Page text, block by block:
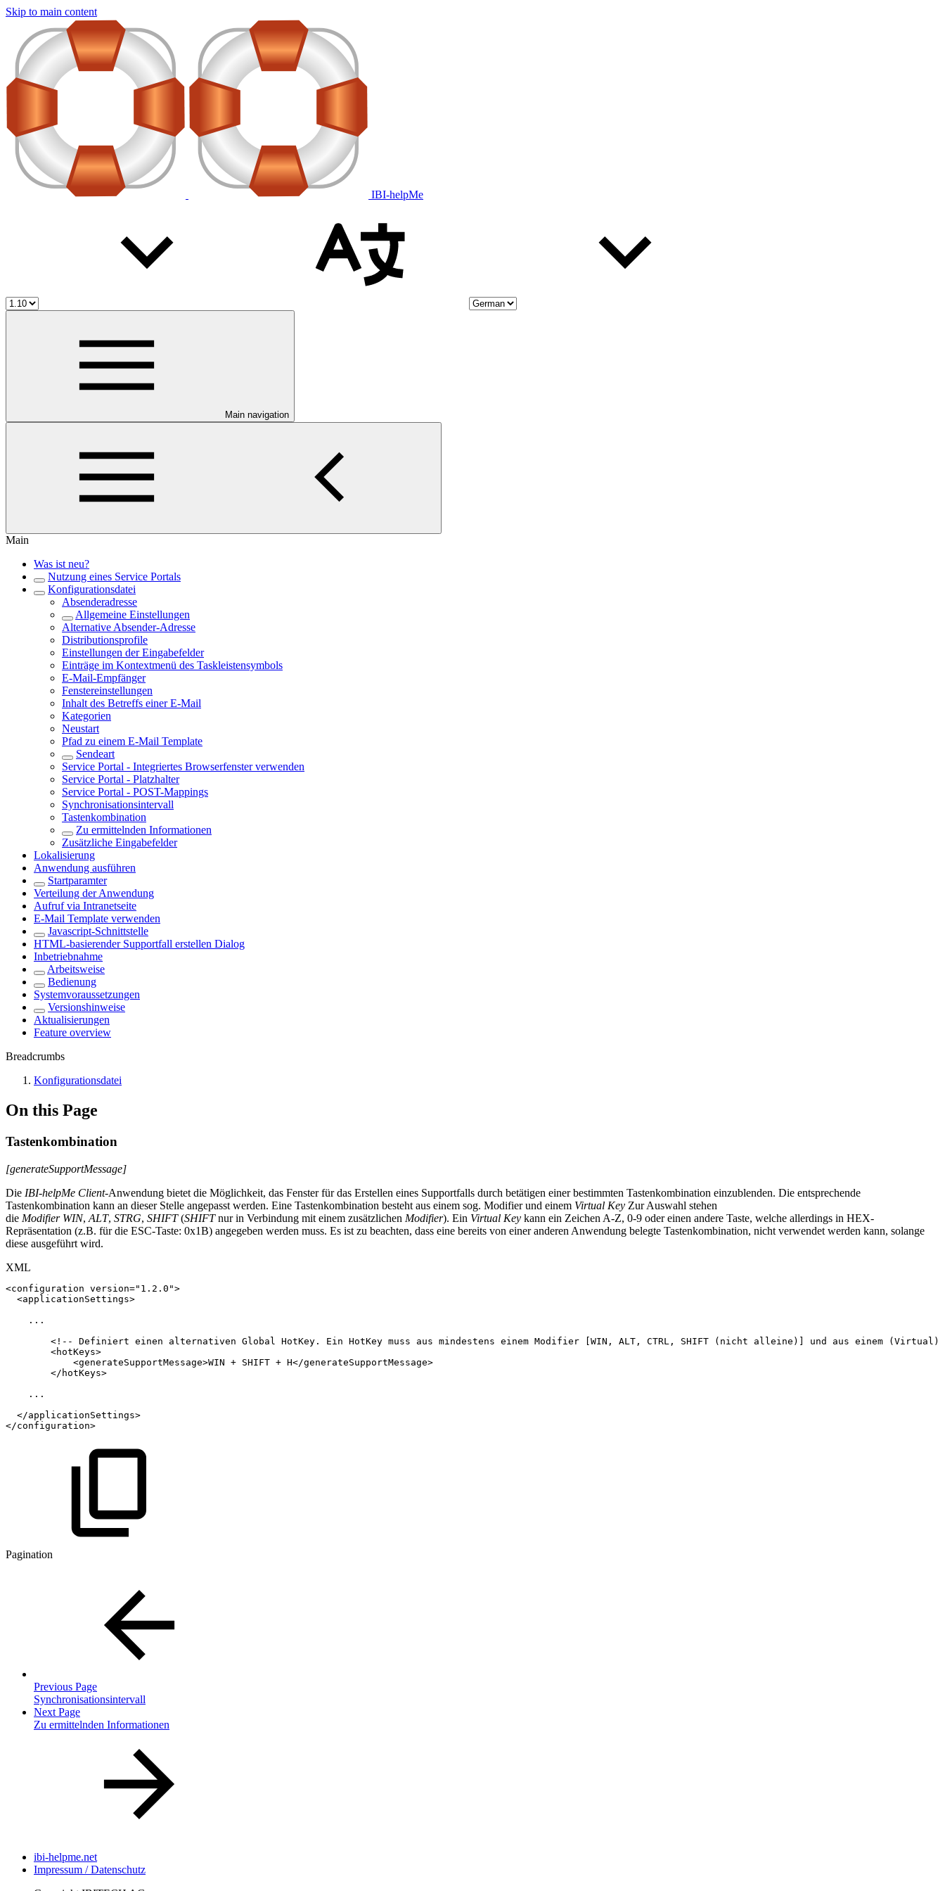
Skip to main content
IBI-helpMe
Main navigation
Main
Was ist neu?
Nutzung eines Service Portals
Konfigurationsdatei
Absenderadresse
Allgemeine Einstellungen
Alternative Absender-Adresse
Distributionsprofile
Einstellungen der Eingabefelder
Einträge im Kontextmenü des Taskleistensymbols
E-Mail-Empfänger
Fenstereinstellungen
Inhalt des Betreffs einer E-Mail
Kategorien
Neustart
Pfad zu einem E-Mail Template
Sendeart
Service Portal - Integriertes Browserfenster verwenden
Service Portal - Platzhalter
Service Portal - POST-Mappings
Synchronisationsintervall
Tastenkombination
Zu ermittelnden Informationen
Zusätzliche Eingabefelder
Lokalisierung
Anwendung ausführen
Startparamter
Verteilung der Anwendung
Aufruf via Intranetseite
E-Mail Template verwenden
Javascript-Schnittstelle
HTML-basierender Supportfall erstellen Dialog
Inbetriebnahme
Arbeitsweise
Bedienung
Systemvoraussetzungen
Versionshinweise
Aktualisierungen
Feature overview
Breadcrumbs
Konfigurationsdatei
On this Page
Tastenkombination
[generateSupportMessage]
Die IBI-helpMe Client-Anwendung bietet die Möglichkeit, das Fenster für das Erstellen eines Supportfalls durch betätigen einer bestimmten Tastenkombination einzublenden. Die entsprechende
Tastenkombination kann an dieser Stelle angepasst werden. Eine Tastenkombination besteht aus einem sog. Modifier und einem Virtual Key Zur Auswahl stehen
die Modifier WIN, ALT, STRG, SHIFT(SHIFTnur in Verbindung mit einem zusätzlichen Modifier). Ein Virtual Key kann ein Zeichen A-Z, 0-9 oder einen andere Taste, welche allerdings in HEX-
Repräsentation (z.B. für die ESC-Taste: 0x1B) angegeben werden muss. Es ist zu beachten, dass eine bereits von einer anderen Anwendung belegte Tastenkombination, nicht verwendet werden kann, solange
diese ausgeführt wird.
XML
<configuration version=" 1.2.0 ">
<applicationSettings>
...
<!--
Definiert einen alternativen Global HotKey. Ein HotKey muss aus mindestens einem Modifier [WIN, ALT, CTRL, SHIFT (nicht alleine)] und aus einem
(Virtual)
<hotKeys>
<generateSupportMessage>WIN + SHIFT + H</generateSupportMessage>
</ hotKeys>
...
</applicationSettings>
</configuration>
Pagination
Previous Page
Synchronisationsintervall
Next Page
Zu ermittelnden Informationen
ibi-helpme.net
Impressum / Datenschutz